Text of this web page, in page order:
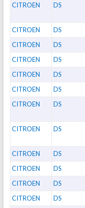
CITROEN DS
CITROEN DS
CITROEN DS
CITROEN DS
CITROEN DS
CITROEN DS
CITROEN DS
CITROEN DS
CITROEN DS
CITROEN DS
CITROEN DS
CITROEN DS